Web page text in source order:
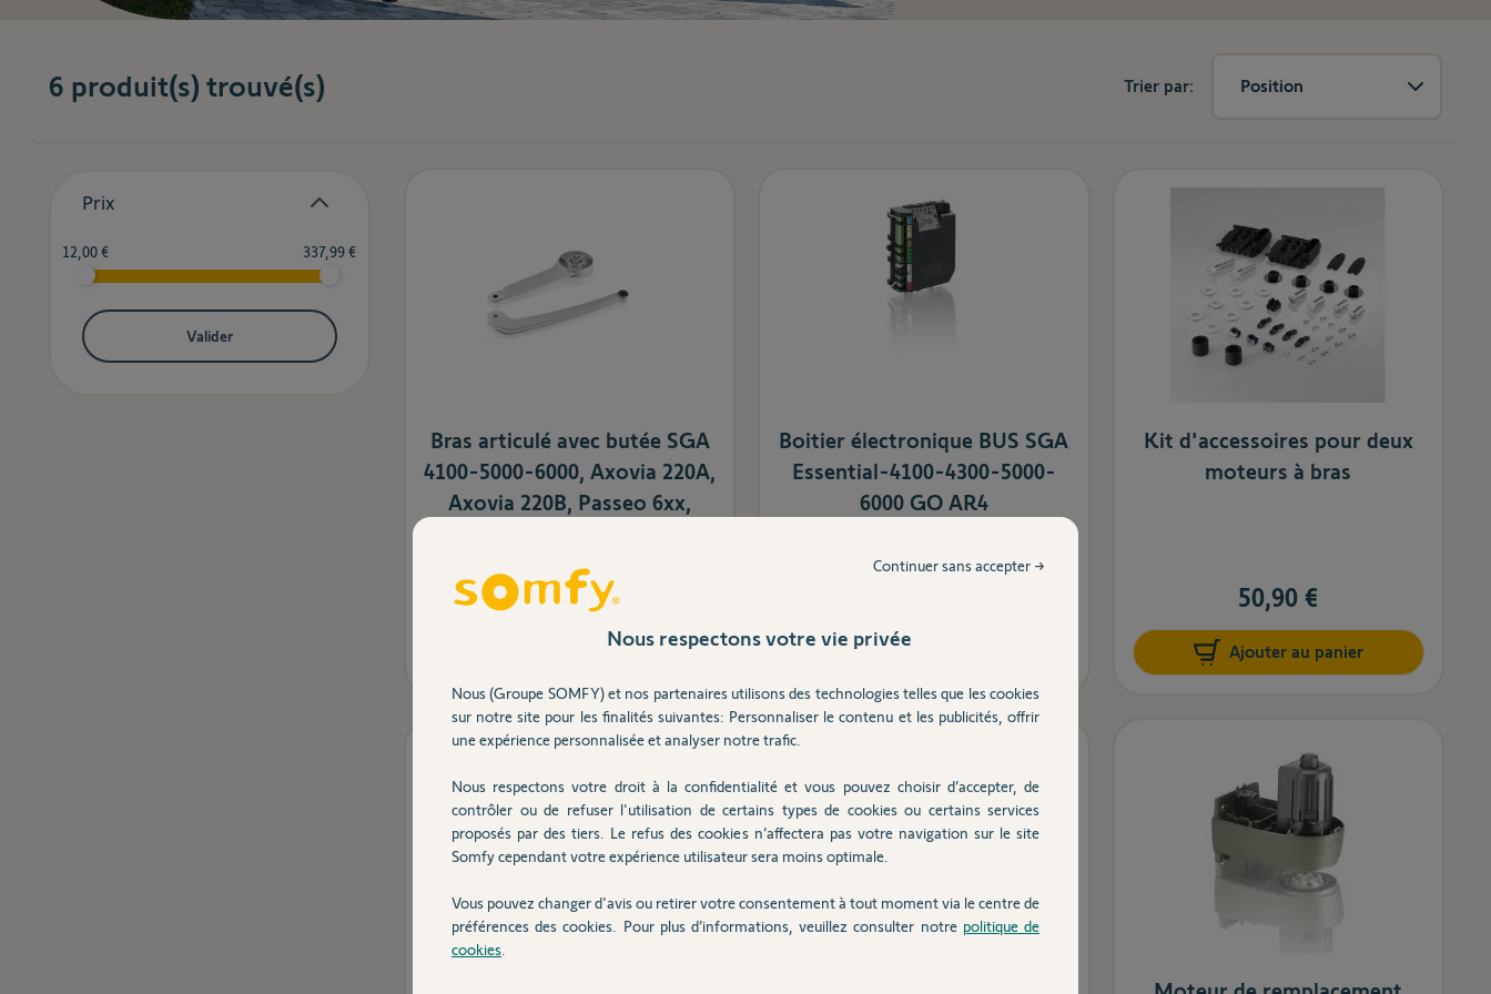
6 produit(s) trouvé(s) Trier par: Position
Skip to product list
Prix
Minimum value
12,00 € Valeur maximale
337,99 €
Valider
Bras articulé avec butée SGA
4100-5000-6000, Axovia 220A,
Axovia 220B, Passeo 6xx,
188,79 €
Ajouter au panier
Boitier électronique BUS SGA
Essential-4100-4300-5000-
6000 GO AR4
Ajouter au panier
Kit d'accessoires pour deux
moteurs à bras
50,90 €
Ajouter au panier
Nous respectons votre vie privée
Nous (Groupe SOMFY) et nos partenaires utilisons des technologies telles que les cookies
sur notre site pour les finalités suivantes: Personnaliser le contenu et les publicités, offrir
une expérience personnalisée et analyser notre trafic.
Nous respectons votre droit à la confidentialité et vous pouvez choisir d’accepter, de
contrôler ou de refuser l'utilisation de certains types de cookies ou certains services
proposés par des tiers. Le refus des cookies n’affectera pas votre navigation sur le site
Somfy cependant votre expérience utilisateur sera moins optimale.
Vous pouvez changer d'avis ou retirer votre consentement à tout moment via le centre de
préférences des cookies. Pour plus d’informations, veuillez consulter notre politique de
cookies
Continuer sans accepter →